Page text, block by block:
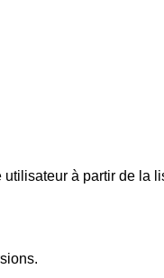
à partir de la